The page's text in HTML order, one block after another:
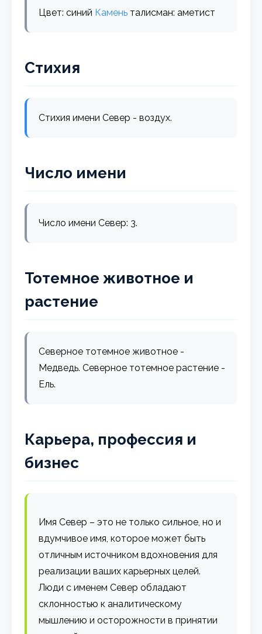
Цвет: синий Камень талисман: аметист
Стихия
Стихия имени Север - воздух.
Число имени
Число имени Север: 3.
Тотемное животное и
растение
Северное тотемное животное -
Медведь. Северное тотемное растение -
Ель.
Карьера, профессия и
бизнес
Имя Север – это не только сильное, но и
вдумчивое имя, которое может быть
отличным источником вдохновения для
реализации ваших карьерных целей.
Люди с именем Север обладают
склонностью к аналитическому
мышлению и осторожности в принятии